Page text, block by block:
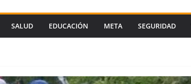
SALUD EDUCACIÓN META SEGURIDAD